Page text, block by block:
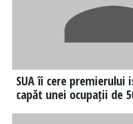
SUA îi cere premierului
capăt unei ocupații de